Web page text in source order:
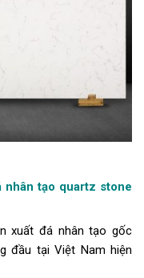
nhân tạo quartz stone
xuất đá nhân tạo gốc
đầu tại Việt Nam hiện